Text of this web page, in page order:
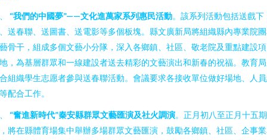
“我們的中國夢”——文化進萬家系列惠民活動。該系列活動包括送戲下
送春聯、送圖書、送電影等多個板塊。縣文廣新局將組織縣內專業院
骨干，組成多個文藝小分隊，深入各鄉鎮、社區、敬老院及重點建設
，為基層群眾和一線建設者送去精彩的文藝演出和新春的祝福。教育
組織學生志愿者參與送春聯活動。會議要求各接收單位做好場地、人
配合工作。
“奮進新時代”秦安縣群眾文藝匯演及社火調演。正月初八至正月十五期
將在縣體育場集中舉辦多場群眾文藝匯演，鼓勵各鄉鎮、社區、企事